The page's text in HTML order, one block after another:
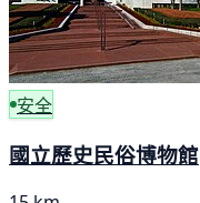
安全
國立歷史民俗博物館